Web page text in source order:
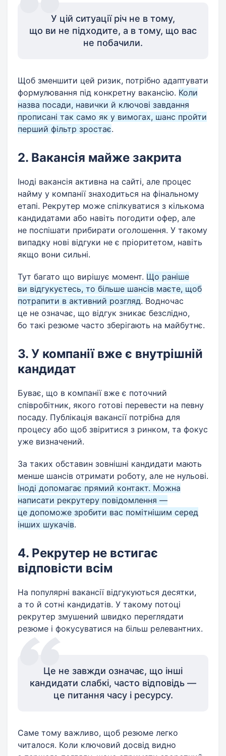
У цій ситуації річ не в тому,
що ви не підходите, а в тому, що вас
не побачили.
Щоб зменшити цей ризик, потрібно адаптувати
формулювання під конкретну вакансію. Коли
назва посади, навички й ключові завдання
прописані так само як у вимогах, шанс пройти
перший фільтр зростає.
2. Вакансія майже закрита
Іноді вакансія активна на сайті, але процес
найму у компанії знаходиться на фінальному
етапі. Рекрутер може спілкуватися з кількома
кандидатами або навіть погодити офер, але
не поспішати прибирати оголошення. У такому
випадку нові відгуки не є пріоритетом, навіть
якщо вони сильні.
Тут багато що вирішує момент. Що раніше
ви відгукуєтесь, то більше шансів маєте, щоб
потрапити в активний розгляд. Водночас
це не означає, що відгук зникає безслідно,
бо такі резюме часто зберігають на майбутнє.
3. У компанії вже є внутрішній
кандидат
Буває, що в компанії вже є поточний
співробітник, якого готові перевести на певну
посаду. Публікація вакансії потрібна для
процесу або щоб звіритися з ринком, та фокус
уже визначений.
За таких обставин зовнішні кандидати мають
менше шансів отримати роботу, але не нульові.
Іноді допомагає прямий контакт. Можна
написати рекрутеру повідомлення —
це допоможе зробити вас помітнішим серед
інших шукачів.
4. Рекрутер не встигає
відповісти всім
На популярні вакансії відгукуються десятки,
а то й сотні кандидатів. У такому потоці
рекрутер змушений швидко переглядати
резюме і фокусуватися на більш релевантних.
Це не завжди означає, що інші
кандидати слабкі, часто відповідь —
це питання часу і ресурсу.
Саме тому важливо, щоб резюме легко
читалося. Коли ключовий досвід видно